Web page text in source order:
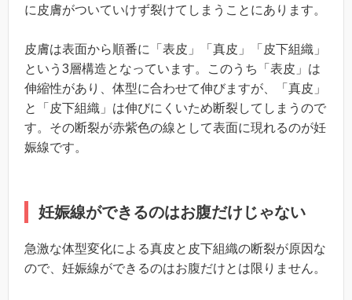
に皮膚がついていけず裂けてしまうことにあります。
皮膚は表面から順番に「表皮」「真皮」「皮下組織」
という3層構造となっています。このうち「表皮」は
伸縮性があり、体型に合わせて伸びますが、「真皮」
と「皮下組織」は伸びにくいため断裂してしまうので
す。その断裂が赤紫色の線として表面に現れるのが妊
娠線です。
妊娠線ができるのはお腹だけじゃない
急激な体型変化による真皮と皮下組織の断裂が原因な
ので、妊娠線ができるのはお腹だけとは限りません。